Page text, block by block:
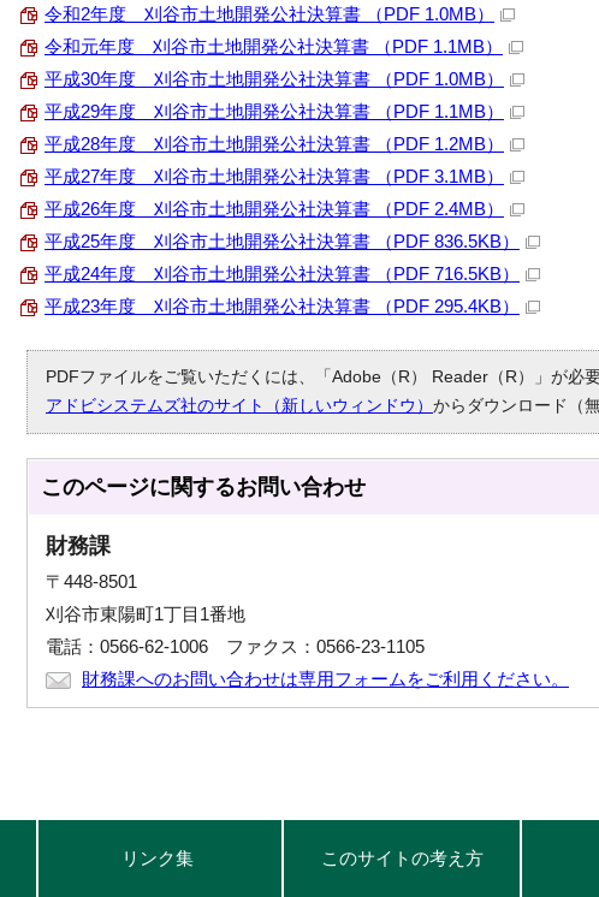
令和2年度 刈谷市土地開発公社決算書 （PDF 1.0MB）
令和元年度 刈谷市土地開発公社決算書 （PDF 1.1MB）
平成30年度 刈谷市土地開発公社決算書 （PDF 1.0MB）
平成29年度 刈谷市土地開発公社決算書 （PDF 1.1MB）
平成28年度 刈谷市土地開発公社決算書 （PDF 1.2MB）
平成27年度 刈谷市土地開発公社決算書 （PDF 3.1MB）
平成26年度 刈谷市土地開発公社決算書 （PDF 2.4MB）
平成25年度 刈谷市土地開発公社決算書 （PDF 836.5KB）
平成24年度 刈谷市土地開発公社決算書 （PDF 716.5KB）
平成23年度 刈谷市土地開発公社決算書 （PDF 295.4KB）
PDFファイルをご覧いただくには、「Adobe（R） Reader（R）」が必
アドビシステムズ社のサイト（新しいウィンドウ） からダウンロード（
このページに関するお問い合わせ
財務課
〒448-8501
刈谷市東陽町1丁目1番地
電話：0566-62-1006 ファクス：0566-23-1105
財務課へのお問い合わせは専用フォームをご利用ください。
リンク集 このサイトの考え方